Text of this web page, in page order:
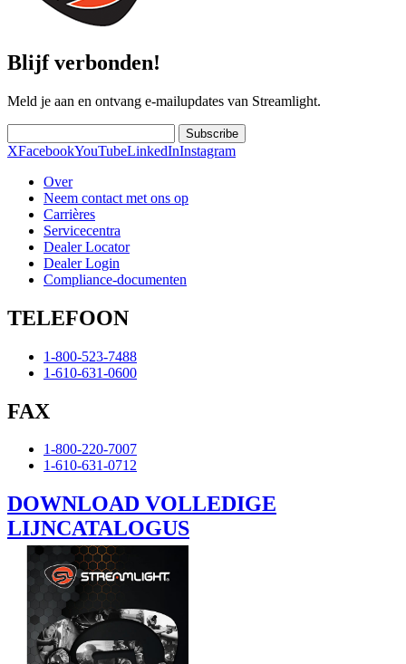
Blijf verbonden!
Meld je aan en ontvang e-mailupdates van Streamlight.
Subscribe
XFacebookYouTubeLinkedInInstagram
Over
Neem contact met ons op
Carrières
Servicecentra
Dealer Locator
Dealer Login
Compliance-documenten
TELEFOON
1-800-523-7488
1-610-631-0600
FAX
1-800-220-7007
1-610-631-0712
DOWNLOAD VOLLEDIGE
LIJNCATALOGUS